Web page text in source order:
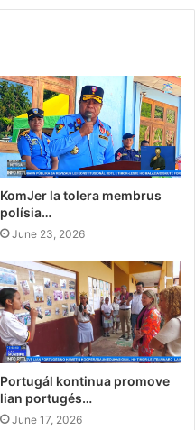
KomJer la tolera membrus
polísia…
June 23, 2026
Portugál kontinua promove
lian portugés…
June 17, 2026